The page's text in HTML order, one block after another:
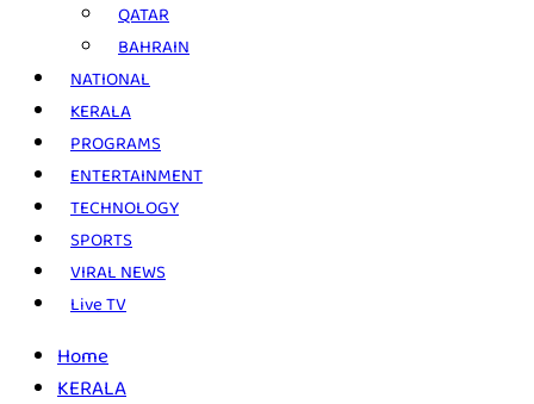
QATAR
BAHRAIN
NATIONAL
KERALA
PROGRAMS
ENTERTAINMENT
TECHNOLOGY
SPORTS
VIRAL NEWS
Live TV
Home
KERALA